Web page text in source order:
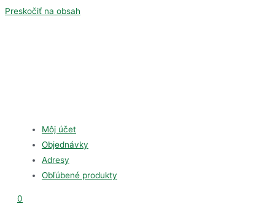
Preskočiť na obsah
Môj účet
Objednávky
Adresy
Obľúbené produkty
0